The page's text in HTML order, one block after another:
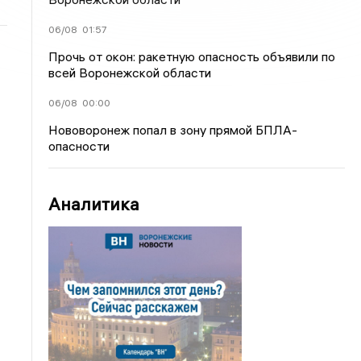
06/08 01:57
Прочь от окон: ракетную опасность объявили по
всей Воронежской области
06/08 00:00
Нововоронеж попал в зону прямой БПЛА-
опасности
Аналитика